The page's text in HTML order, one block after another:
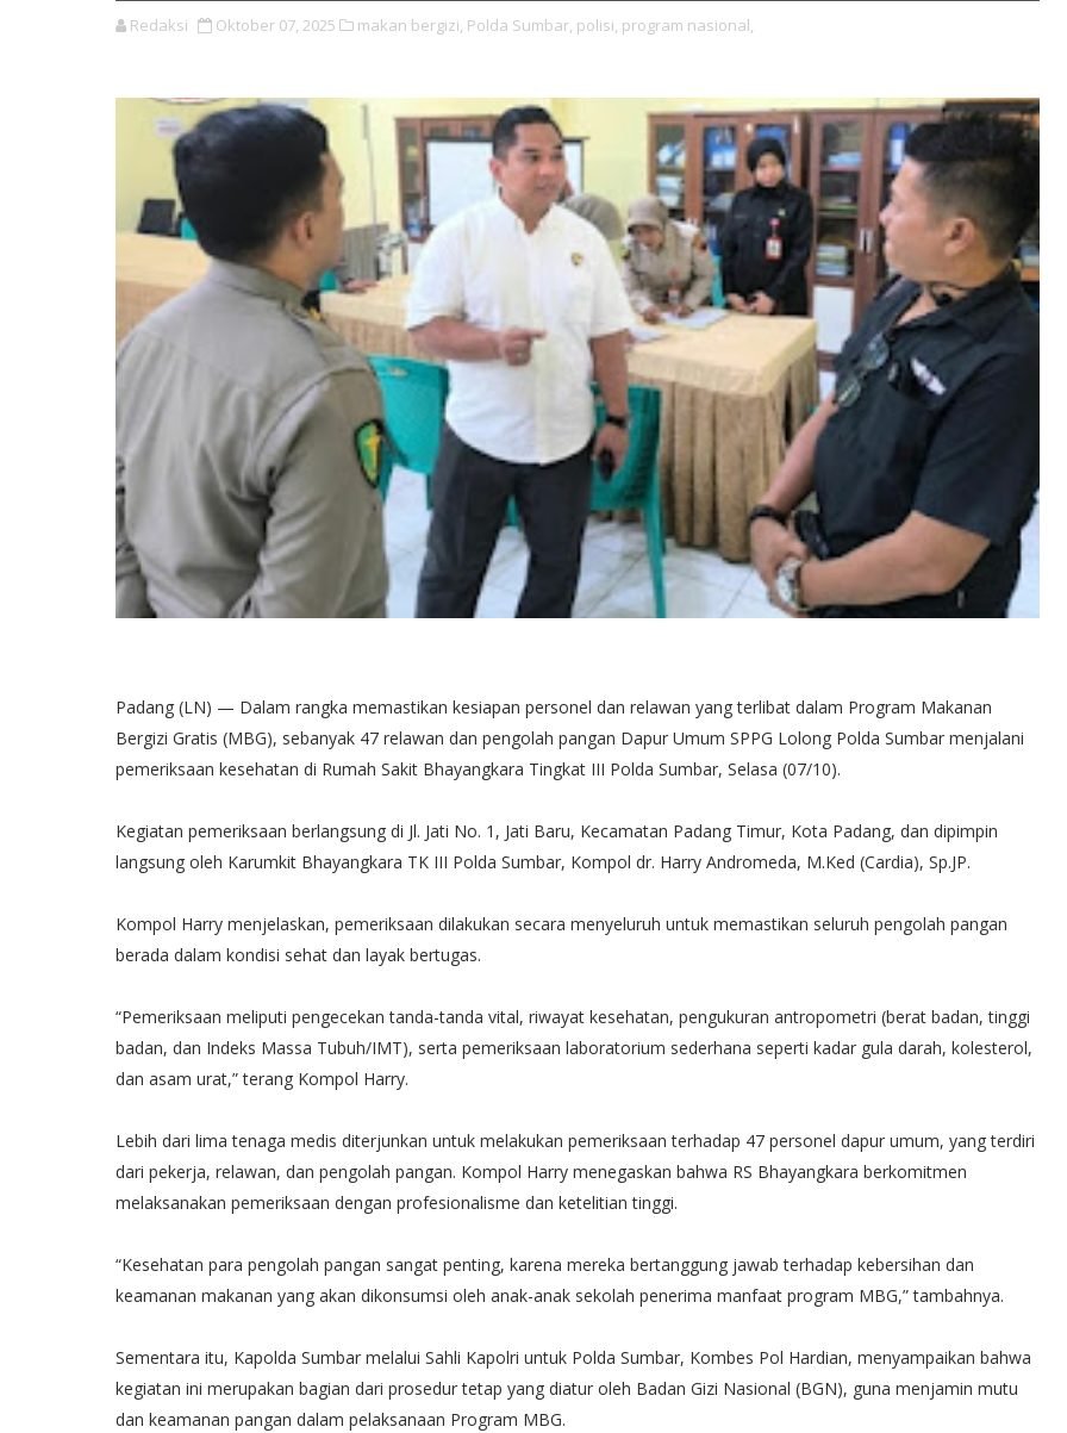
Redaksi Oktober 07, 2025 makan bergizi, Polda Sumbar, polisi, program nasional,
Padang (LN) — Dalam rangka memastikan kesiapan personel dan relawan yang terlibat dalam Program Makanan
Bergizi Gratis (MBG), sebanyak 47 relawan dan pengolah pangan Dapur Umum SPPG Lolong Polda Sumbar menjalani
pemeriksaan kesehatan di Rumah Sakit Bhayangkara Tingkat III Polda Sumbar, Selasa (07/10).
Kegiatan pemeriksaan berlangsung di Jl. Jati No. 1, Jati Baru, Kecamatan Padang Timur, Kota Padang, dan dipimpin
langsung oleh Karumkit Bhayangkara TK III Polda Sumbar, Kompol dr. Harry Andromeda, M.Ked (Cardia), Sp.JP.
Kompol Harry menjelaskan, pemeriksaan dilakukan secara menyeluruh untuk memastikan seluruh pengolah pangan
berada dalam kondisi sehat dan layak bertugas.
“Pemeriksaan meliputi pengecekan tanda-tanda vital, riwayat kesehatan, pengukuran antropometri (berat badan, tinggi
badan, dan Indeks Massa Tubuh/IMT), serta pemeriksaan laboratorium sederhana seperti kadar gula darah, kolesterol,
dan asam urat,” terang Kompol Harry.
Lebih dari lima tenaga medis diterjunkan untuk melakukan pemeriksaan terhadap 47 personel dapur umum, yang terdiri
dari pekerja, relawan, dan pengolah pangan. Kompol Harry menegaskan bahwa RS Bhayangkara berkomitmen
melaksanakan pemeriksaan dengan profesionalisme dan ketelitian tinggi.
“Kesehatan para pengolah pangan sangat penting, karena mereka bertanggung jawab terhadap kebersihan dan
keamanan makanan yang akan dikonsumsi oleh anak-anak sekolah penerima manfaat program MBG,” tambahnya.
Sementara itu, Kapolda Sumbar melalui Sahli Kapolri untuk Polda Sumbar, Kombes Pol Hardian, menyampaikan bahwa
kegiatan ini merupakan bagian dari prosedur tetap yang diatur oleh Badan Gizi Nasional (BGN), guna menjamin mutu
dan keamanan pangan dalam pelaksanaan Program MBG.